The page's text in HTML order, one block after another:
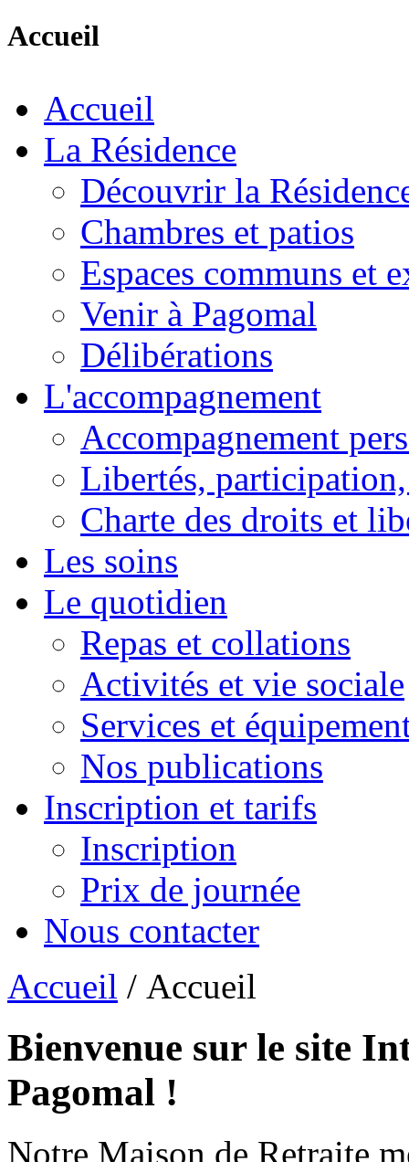
Accueil
Accueil
La Résidence
Découvrir la
Chambres et patios
Espaces communs et
Venir à Pagomal
Délibérations
L'accompagnement
Accompagnement
Libertés,
Charte des droits et
Les soins
Le quotidien
Repas et collations
Activités et vie sociale
Services et
Nos publications
Inscription et tarifs
Inscription
Prix de journée
Nous contacter
Accueil / Accueil
Bienvenue sur le site
Pagomal !
Notre Maison de Retraite